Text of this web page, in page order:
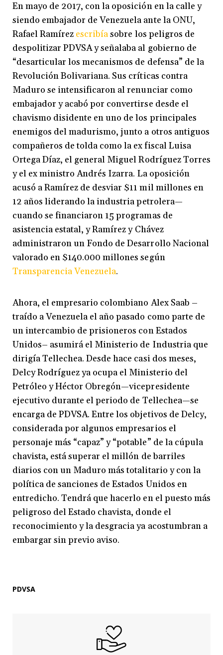
En mayo de 2017, con la oposición en la calle y
siendo embajador de Venezuela ante la ONU,
Rafael Ramírez escribíasobre los peligros de
despolitizar PDVSA y señalaba al gobierno de
“desarticular los mecanismos de defensa” de la
Revolución Bolivariana. Sus críticas contra
Maduro se intensificaron al renunciar como
embajador y acabó por convertirse desde el
chavismo disidente en uno de los principales
enemigos del madurismo, junto a otros antiguos
compañeros de tolda como la ex fiscal Luisa
Ortega Díaz, el general Miguel Rodríguez Torres
y el ex ministro Andrés Izarra. La oposición
acusó a Ramírez de desviar $11 mil millones en
12 años liderando la industria petrolera—
cuando se financiaron 15 programas de
asistencia estatal, y Ramírez y Chávez
administraron un Fondo de Desarrollo Nacional
valorado en $140.000 millones según
Transparencia Venezuela.
Ahora, el empresario colombiano Alex Saab –
traído a Venezuela el año pasado como parte de
un intercambio de prisioneros con Estados
Unidos– asumirá el Ministerio de Industria que
dirigía Tellechea. Desde hace casi dos meses,
Delcy Rodríguez ya ocupa el Ministerio del
Petróleo y Héctor Obregón—vicepresidente
ejecutivo durante el periodo de Tellechea—se
encarga de PDVSA. Entre los objetivos de Delcy,
considerada por algunos empresarios el
personaje más “capaz” y “potable” de la cúpula
chavista, está superar el millón de barriles
diarios con un Maduro más totalitario y con la
política de sanciones de Estados Unidos en
entredicho. Tendrá que hacerlo en el puesto más
peligroso del Estado chavista, donde el
reconocimiento y la desgracia ya acostumbran a
embargar sin previo aviso.
PDVSA